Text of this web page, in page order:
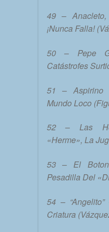
49 –
¡Nunca Falla!
50 – Pepe
Catástrofes
51 –
Mundo Loco
52 – Las
«Herme», La
53 – El
Pesadilla Del
54 –
Criatura